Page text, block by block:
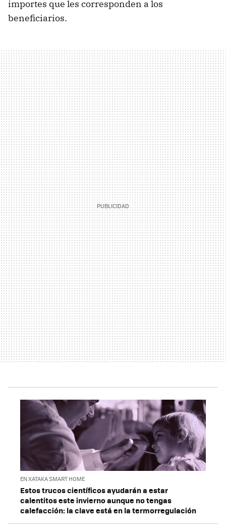
importes que les corresponden a los
beneficiarios.
EN XATAKA SMART HOME
Estos trucos científicos ayudarán a estar
calentitos este invierno aunque no tengas
calefacción: la clave está en la termorregulación